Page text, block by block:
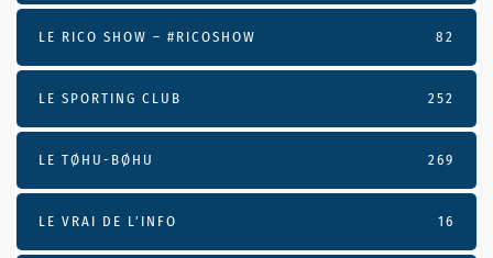
LE RICO SHOW – #RICOSHOW 82
LE SPORTING CLUB 252
LE TØHU-BØHU 269
LE VRAI DE L’INFO 16